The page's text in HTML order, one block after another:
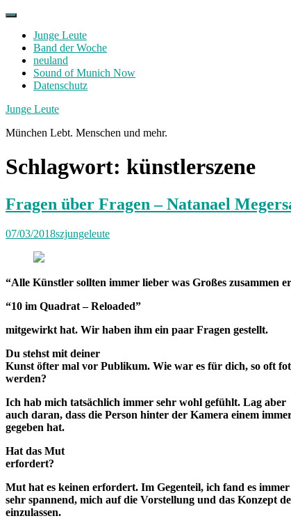
Skip
contentJunge Leute
Band der Woche
neuland
Sound of Munich Now
Datenschutz
Facebook
Twitter
Instagram
Junge Leute
München Lebt. Menschen und mehr.
Schlagwort: künstlerszene
Fragen über Fragen – Natanael
07/03/2018szjungeleute
“Alle Künstler sollten immer lieber was Großes zusammen
“10 im Quadrat – Reloaded”
mitgewirkt hat. Wir haben ihm ein paar Fragen gestellt.
Du stehst mit deiner
Kunst öfter mal vor Publikum. Wie war es für dich, so oft
werden?
Ich hab mich tatsächlich immer sehr wohl gefühlt. Lag aber
auch daran, dass die Person hinter der Kamera einem
gegeben hat.
Hat das Mut
erfordert?
Mut hat es keinen erfordert. Im Gegenteil, ich fand es immer
sehr spannend, mich auf die Vorstellung und das Konzept
einzulassen.